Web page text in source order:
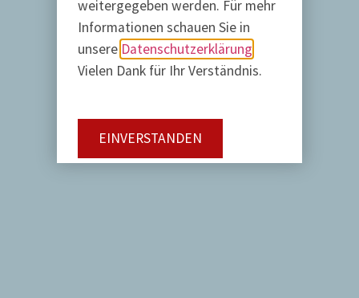
weitergegeben werden. Für mehr
Informationen schauen Sie in
unsere Datenschutzerklärung
Vielen Dank für Ihr Verständnis.
EINVERSTANDEN